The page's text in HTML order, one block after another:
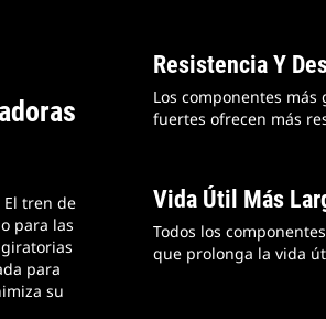
tren de
para las
para
su
Resistencia Y
Los componentes
fuertes ofrecen más
Vida Útil Más
Todos los
que prolonga la vida